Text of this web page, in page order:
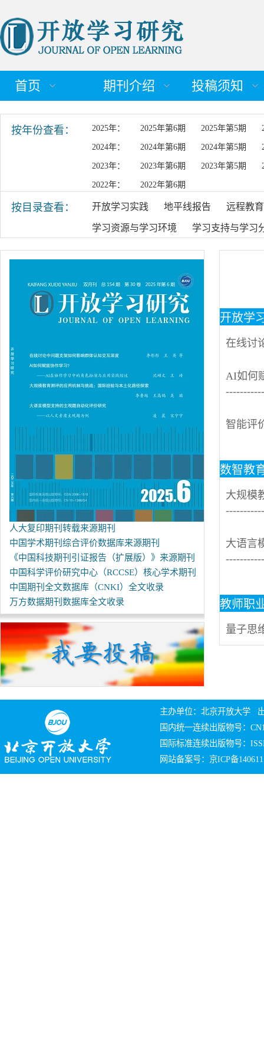
首页 期刊介绍 投稿须知
按年份查看： 2025年： 2025年第6期 2025年第5期
2024年： 2024年第6期 2024年第5期
2023年： 2023年第6期 2023年第5期
2022年： 2022年第6期
按目录查看： 开放学习实践 地平线报告 远程教
学习资源与学习环境 学习支持与学习
人大复印期刊转载来源期刊
中国学术期刊综合评价数据库来源期刊
《中国科技期刊引证报告（扩展版）》来源期刊
中国科学评价研究中心（RCCSE）核心学术期刊
中国期刊全文数据库（CNKI）全文收录
万方数据期刊数据库全文收录
开放学
在线讨
AI如何
智能评
数智教
大规模
大语言
教师职
量子思
主办单位：北京开放大学
国内统一连续出版物号：
国际标准连续出版物号：
网站备案号：京ICP备